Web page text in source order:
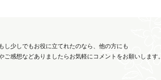
し少しでもお役に立てれたのなら、他の方にも
感想などありましたらお気軽にコメントをお願いします。